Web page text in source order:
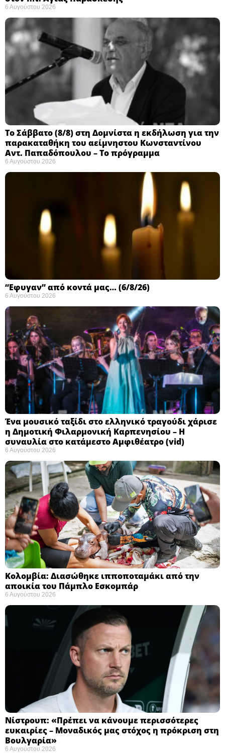
6 Αυγούστου 2026
Το Σάββατο (8/8) στη Δομνίστα η εκδήλωση για την
παρακαταθήκη του αείμνηστου Κωνσταντίνου
Αντ. Παπαδόπουλου – Το πρόγραμμα
6 Αυγούστου 2026
“Εφυγαν” από κοντά μας… (6/8/26)
6 Αυγούστου 2026
Ένα μουσικό ταξίδι στο ελληνικό τραγούδι χάρισε
η Δημοτική Φιλαρμονική Καρπενησίου – Η
συναυλία στο κατάμεστο Αμφιθέατρο (vid)
6 Αυγούστου 2026
Κολομβία: Διασώθηκε ιπποποταμάκι από την
αποικία του Πάμπλο Εσκομπάρ ​
6 Αυγούστου 2026
Νίστρουπ: «Πρέπει να κάνουμε περισσότερες
ευκαιρίες – Μοναδικός μας στόχος η πρόκριση στη
Βουλγαρία» ​
6 Αυγούστου 2026